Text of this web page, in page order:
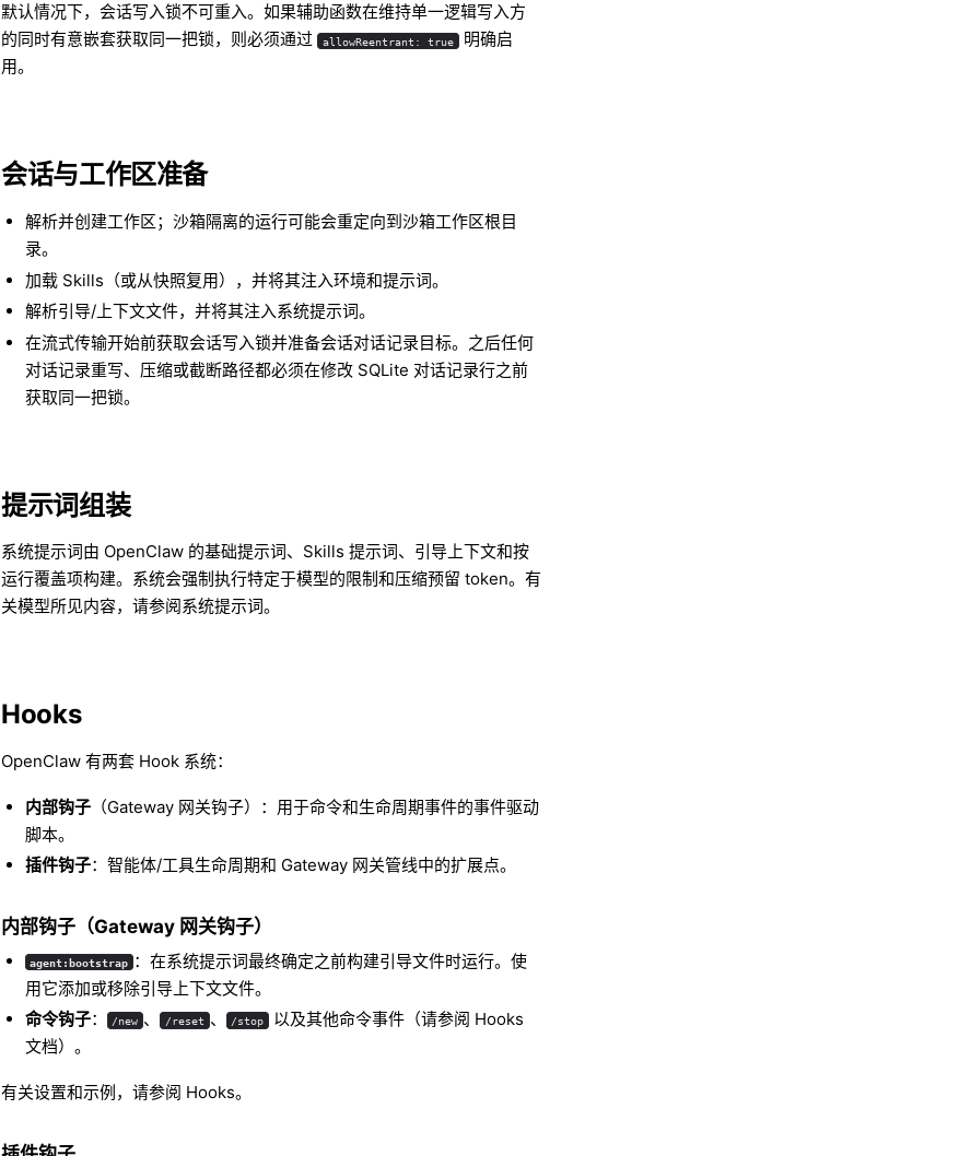
默认情况下，会话写入锁不可重入。如果辅助函数在维持单一逻辑写入方
的同时有意嵌套获取同一把锁，则必须通过
allowReentrant: true 明确启
用。
会话与工作区准备
解析并创建工作区；沙箱隔离的运行可能会重定向到沙箱工作区根目
录。
加载 Skills（或从快照复用），并将其注入环境和提示词。
解析引导/上下文文件，并将其注入系统提示词。
在流式传输开始前获取会话写入锁并准备会话对话记录目标。之后任何
对话记录重写、压缩或截断路径都必须在修改 SQLite 对话记录行之前
获取同一把锁。
提示词组装
系统提示词由 OpenClaw 的基础提示词、Skills 提示词、引导上下文和按
运行覆盖项构建。系统会强制执行特定于模型的限制和压缩预留 token。有
关模型所见内容，请参阅系统提示词。
Hooks
OpenClaw 有两套 Hook 系统：
内部钩子（Gateway 网关钩子）：用于命令和生命周期事件的事件驱动
脚本。
插件钩子：智能体/工具生命周期和 Gateway 网关管线中的扩展点。
内部钩子（Gateway 网关钩子）
agent:bootstrap ：在系统提示词最终确定之前构建引导文件时运行。使
用它添加或移除引导上下文文件。
命令钩子： /new 、 /reset 、 /stop
以及其他命令事件（请参阅 Hooks
文档）。
有关设置和示例，请参阅 Hooks。